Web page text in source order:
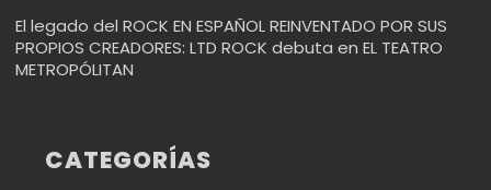
El legado del ROCK EN ESPAÑOL REINVENTADO POR SUS
PROPIOS CREADORES: LTD ROCK debuta en EL TEATRO
METROPÓLITAN
CATEGORÍAS